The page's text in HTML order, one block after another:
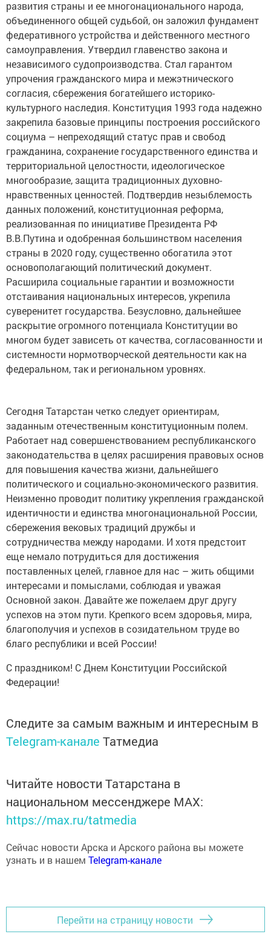
объединенного общей судьбой, он заложил фундамент
федеративного устройства и действенного местного
самоуправления. Утвердил главенство закона и
независимого судопроизводства. Стал гарантом
упрочения гражданского мира и межэтнического
согласия, сбережения богатейшего историко-
культурного наследия. Конституция 1993 года надежно
закрепила базовые принципы построения российского
социума – непреходящий статус прав и свобод
гражданина, сохранение государственного единства и
территориальной целостности, идеологическое
многообразие, защита традиционных духовно-
нравственных ценностей. Подтвердив незыблемость
данных положений, конституционная реформа,
реализованная по инициативе Президента РФ
В.В.Путина и одобренная большинством населения
страны в 2020 году, существенно обогатила этот
основополагающий политический документ.
Расширила социальные гарантии и возможности
отстаивания национальных интересов, укрепила
суверенитет государства. Безусловно, дальнейшее
раскрытие огромного потенциала Конституции во
многом будет зависеть от качества, согласованности и
системности нормотворческой деятельности как на
федеральном, так и региональном уровнях.
Сегодня Татарстан четко следует ориентирам,
заданным отечественным конституционным полем.
Работает над совершенствованием республиканского
законодательства в целях расширения правовых основ
для повышения качества жизни, дальнейшего
политического и социально-экономического развития.
Неизменно проводит политику укрепления гражданской
идентичности и единства многонациональной России,
сбережения вековых традиций дружбы и
сотрудничества между народами. И хотя предстоит
еще немало потрудиться для достижения
поставленных целей, главное для нас – жить общими
интересами и помыслами, соблюдая и уважая
Основной закон. Давайте же пожелаем друг другу
успехов на этом пути. Крепкого всем здоровья, мира,
благополучия и успехов в созидательном труде во
благо республики и всей России!
С праздником! С Днем Конституции Российской
Федерации!
Следите за самым важным и интересным в
Telegram-канале Татмедиа
Читайте новости Татарстана в
национальном мессенджере MАХ:
https://max.ru/tatmedia
Сейчас новости Арска и Арского района вы можете
узнать и в нашемTelegram-канале
Перейти на страницу новости